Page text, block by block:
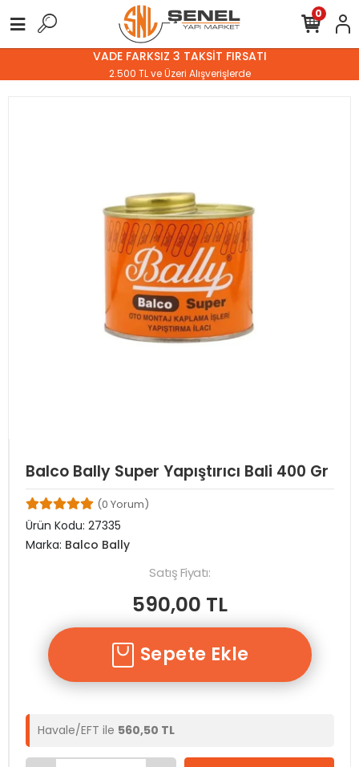
VADE FARKSIZ 3 TAKSİT FIRSATI
2.500 TL ve Üzeri Alışverişlerde
0
Balco Bally Super Yapıştırıcı Bali 400 Gr
(0 Yorum)
Ürün Kodu: 27335
Marka: Balco Bally
Satış Fiyatı:
590,00 TL
Sepete Ekle
Havale/EFT ile 560,50 TL